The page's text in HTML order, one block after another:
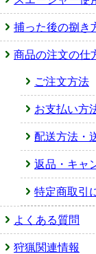
捕った後の捌き
商品の注文の仕
ご注文方法
お支払い方
配送方法・
返品・キャ
特定商取引
よくある質問
狩猟関連情報